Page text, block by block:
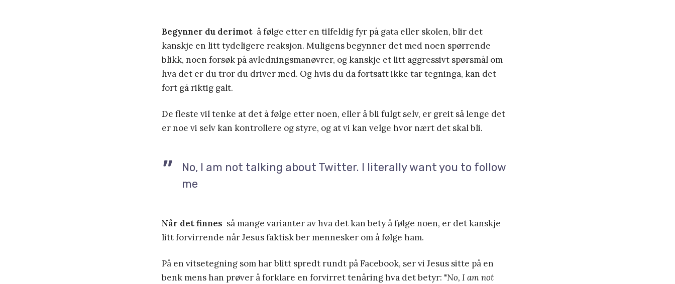
Begynner du derimot å følge etter en tilfeldig fyr på gata eller skolen, blir det
kanskje en litt tydeligere reaksjon. Muligens begynner det med noen spørrende
blikk, noen forsøk på avledningsmanøvrer, og kanskje et litt aggressivt spørsmål om
hva det er du tror du driver med. Og hvis du da fortsatt ikke tar tegninga, kan det
fort gå riktig galt.
De fleste vil tenke at det å følge etter noen, eller å bli fulgt selv, er greit så lenge det
er noe vi selv kan kontrollere og styre, og at vi kan velge hvor nært det skal bli.
No, I am not talking about Twitter. I literally want you to follow
me
Når det finnes så mange varianter av hva det kan bety å følge noen, er det kanskje
litt forvirrende når Jesus faktisk ber mennesker om å følge ham.
På en vitsetegning som har blitt spredt rundt på Facebook, ser vi Jesus sitte på en
benk mens han prøver å forklare en forvirret tenåring hva det betyr: "No, I am not